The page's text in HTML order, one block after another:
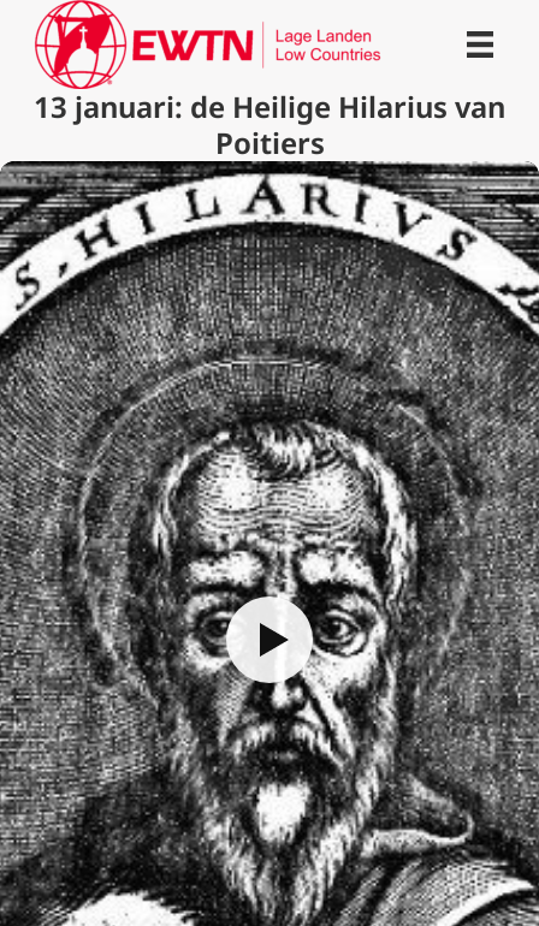
13 januari: de Heilige Hilarius van
Poitiers